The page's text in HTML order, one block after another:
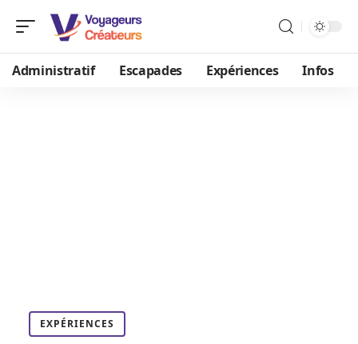
Administratif Escapades Expériences Infos
EXPÉRIENCES